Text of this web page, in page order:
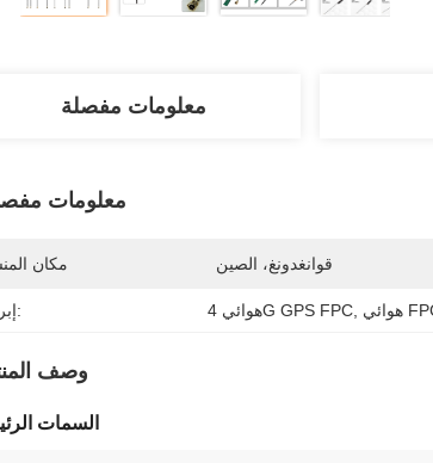
معلومات مفصلة
معلومات
مكان قوانغدونغ، الصين
إبراز: هوائي 4G GPS FPC
وصف
السمات